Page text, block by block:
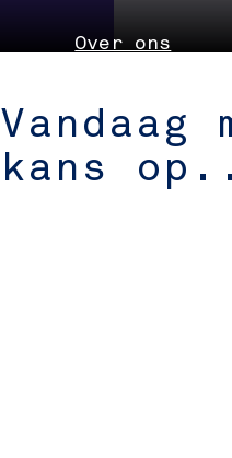
Over ons
Partners
Vandaag
kans